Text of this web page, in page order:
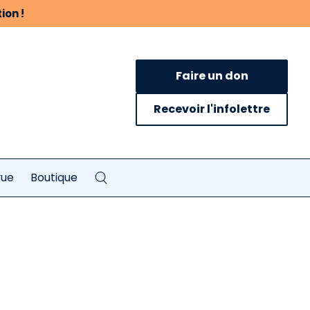
!
Faire un don
Recevoir l'infolettre
Boutique